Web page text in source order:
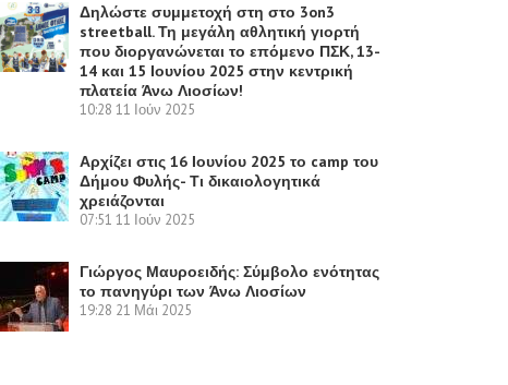
Δηλώστε συμμετοχή στη στο 3on3
streetball. Τη μεγάλη αθλητική γιορτή
που διοργανώνεται το επόμενο ΠΣΚ, 13-
14 και 15 Ιουνίου 2025 στην κεντρική
πλατεία Άνω Λιοσίων!
10:28 11 Ιούν 2025
Αρχίζει στις 16 Ιουνίου 2025 το camp του
Δήμου Φυλής- Τι δικαιολογητικά
χρειάζονται
07:51 11 Ιούν 2025
Γιώργος Μαυροειδής: Σύμβολο ενότητας
το πανηγύρι των Άνω Λιοσίων
19:28 21 Μάι 2025